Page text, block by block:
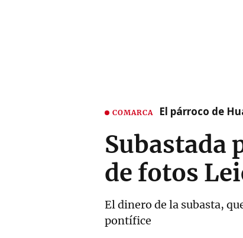
COMARCA El párroco de
Subastada
de fotos
El dinero de la subasta,
pontífice